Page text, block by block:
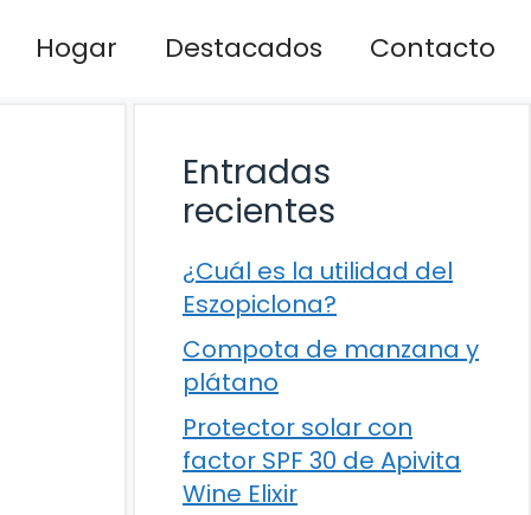
Hogar Destacados Contacto
Entradas
recientes
¿Cuál es la utilidad del
Eszopiclona?
Compota de manzana y
plátano
Protector solar con
factor SPF 30 de Apivita
Wine Elixir